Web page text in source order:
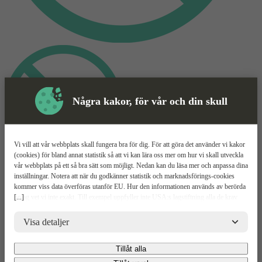
Några kakor, för vår och din skull
[...]
Vi vill att vår webbplats skall fungera bra för dig. För att göra det använder vi kakor
(cookies) för bland annat statistik så att vi kan lära oss mer om hur vi skall utveckla
vår webbplats på ett så bra sätt som möjligt. Nedan kan du läsa mer och anpassa dina
inställningar. Notera att när du godkänner statistik och marknadsförings-cookies
kommer viss data överföras utanför EU. Hur den informationen används av berörda
bolag vet vi inte exakt. Till exempel uppfyller inte USA:s lagstiftning alla de krav
risker för dina personuppgifter. De berörda bolagen måste lämna över uppgifter till
brottsbekämpande myndigheter i USA om de får en sådan begäran. Det kan dock
gällande eventuella personuppgifter som de brottsbekämpande myndigheterna har
fått tillgång till. Genom att godkänna statistik och marknadsförings-cookies nedan
Visa detaljer
Tillåt alla
Beredskapscontainer Mer information
HMS
Säkra arbetsplatsen
Finns i olika varianter